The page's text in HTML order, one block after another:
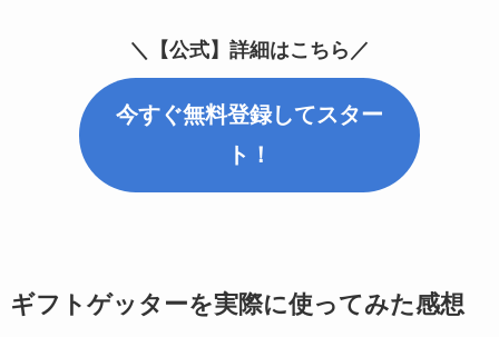
＼【公式】詳細はこちら／
今すぐ無料登録してスター
ト！
ギフトゲッターを実際に使ってみた感想